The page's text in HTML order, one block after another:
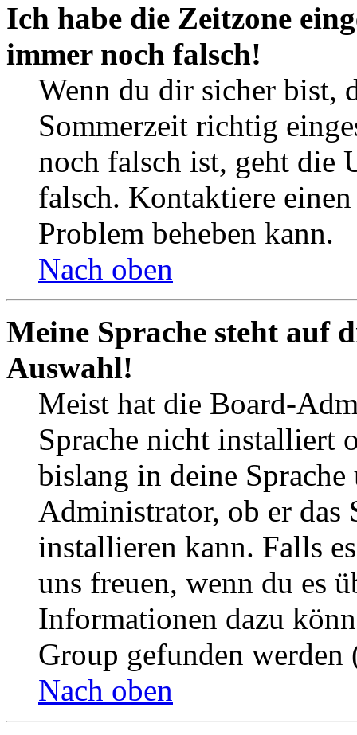
Ich habe die Zeitzone
immer noch falsch!
Wenn du dir sicher bist,
Sommerzeit richtig
noch falsch ist, geht die
falsch. Kontaktiere
Problem beheben kann.
Nach oben
Meine Sprache steht auf
Auswahl!
Meist hat die Board-
Sprache nicht installiert
bislang in deine
Administrator, ob er das
installieren kann. Falls
uns freuen, wenn du es
Informationen dazu
Group gefunden
Nach oben